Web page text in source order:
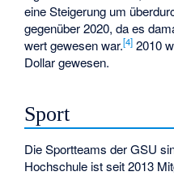
eine Steigerung um
gegenüber 2020, da es
wert gewesen war.[4] 2010
Dollar gewesen.
Sport
Die Sportteams der GSU
Hochschule ist seit 2013